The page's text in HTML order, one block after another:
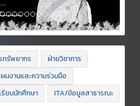
ทรัพยากร
ฝ่ายวิชาการ
นงานและความร่วมมือ
ยนนักศึกษา
ITA/ข้อมูลสาธารณะ